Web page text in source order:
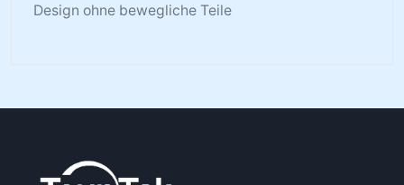
Design ohne bewegliche Teile